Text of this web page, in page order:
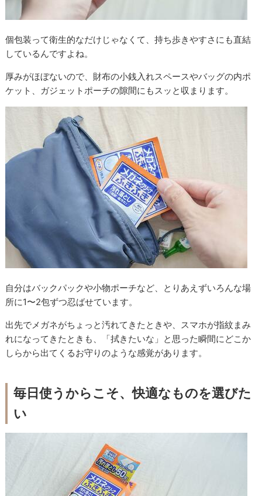
個包装って衛生的なだけじゃなくて、持ち歩きやすさにも直結
しているんですよね。
厚みがほぼないので、財布の小銭入れスペースやバッグの内ポ
ケット、ガジェットポーチの隙間にもスッと収まります。
自分はバックパックや小物ポーチなど、とりあえずいろんな場
所に1〜2包ずつ忍ばせています。
出先でメガネがちょっと汚れてきたときや、スマホが指紋まみ
れになってきたときも、「拭きたいな」と思った瞬間にどこか
しらから出てくるお守りのような感覚があります。
毎日使うからこそ、快適なものを選びた
い